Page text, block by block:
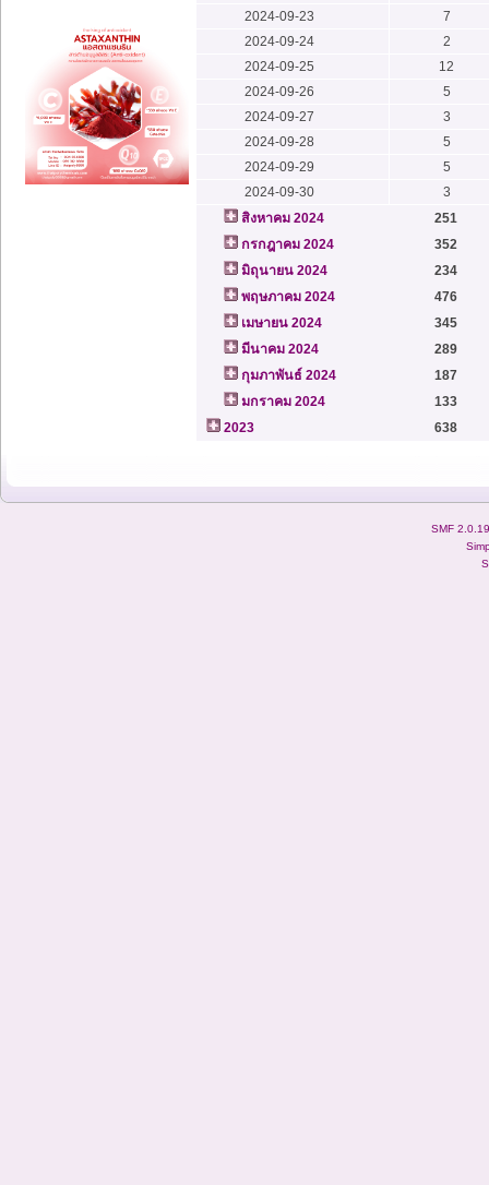
2024-09-23
7
2024-09-24
2
2024-09-25
12
2024-09-26
5
2024-09-27
3
2024-09-28
5
2024-09-29
5
2024-09-30
3
สิงหาคม 2024
251
กรกฎาคม 2024
352
มิถุนายน 2024
234
พฤษภาคม 2024
476
เมษายน 2024
345
มีนาคม 2024
289
กุมภาพันธ์ 2024
187
มกราคม 2024
133
2023
638
SMF 2.0.19